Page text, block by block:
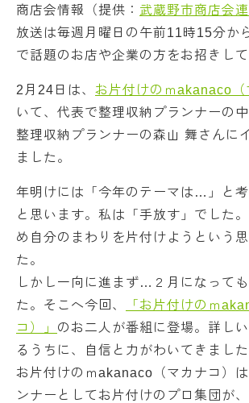
商店会情報（提供： 武蔵野市商店会
放送は毎週月曜日の午前11時15分か
で話題のお店や企業の方をお招きして
2月24日は、 お片付けのｍakanaco（
いて、代表で整理収納プランナーの中
整理収納プランナーの森山 舞さんに
ました。
年明けには「今年のテーマは…」と
と思います。私は「手放す」でした
め自分のまわりを片付けようという
た。
しかし一向に進まず…２月になって
た。そこへ今回、
「お片付けのｍ
コ）」 のお二人が番組に登場。詳し
るうちに、自信と力がわいてきました
お片付けのｍakanaco（マカナコ）
ンナーとしてお片付けのプロ集団が